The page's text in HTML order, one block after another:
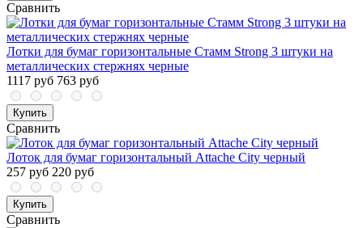
Сравнить
Лотки для бумаг горизонтальные Стамм Strong 3 штуки на
металлических стержнях черные
1117 руб 763 руб
Купить
Сравнить
Лоток для бумаг горизонтальный Attache City черный
257 руб 220 руб
Купить
Сравнить